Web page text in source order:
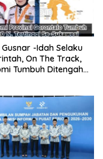
-Idah Selaku
On The Track,
Tumbuh Ditengah